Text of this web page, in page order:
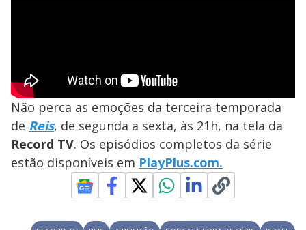
Não perca as emoções da terceira temporada
de Reis, de segunda a sexta, às 21h, na tela da
Record TV. Os episódios completos da série
estão disponíveis em PlayPlus.com.